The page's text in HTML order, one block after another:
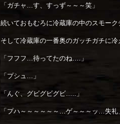
「ガチャ…す、すっず～～～笑」
続いておもむろに冷蔵庫の中のスモーク
そして冷蔵庫の一番奥のガッチガチに
「フフフ…待ってたのね….」
「プシュ…」
「んぐ、グビグビグビ…..」
「プハ～～～～～～…ゲ～～～ッ…失礼